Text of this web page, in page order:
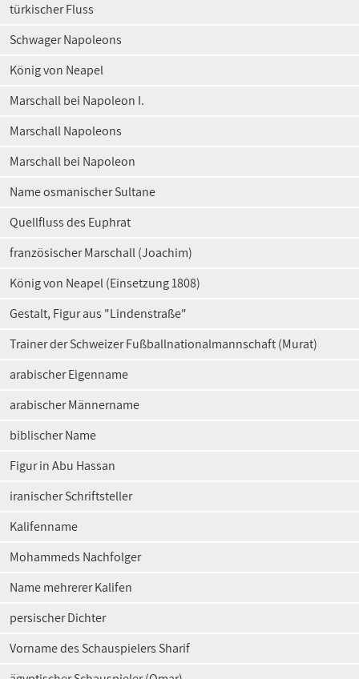
türkischer Fluss
Schwager Napoleons
König von Neapel
Marschall bei Napoleon I.
Marschall Napoleons
Marschall bei Napoleon
Name osmanischer Sultane
Quellfluss des Euphrat
französischer Marschall (Joachim)
König von Neapel (Einsetzung 1808)
Gestalt, Figur aus "Lindenstraße"
Trainer der Schweizer Fußballnationalmannschaft (Murat)
arabischer Eigenname
arabischer Männername
biblischer Name
Figur in Abu Hassan
iranischer Schriftsteller
Kalifenname
Mohammeds Nachfolger
Name mehrerer Kalifen
persischer Dichter
Vorname des Schauspielers Sharif